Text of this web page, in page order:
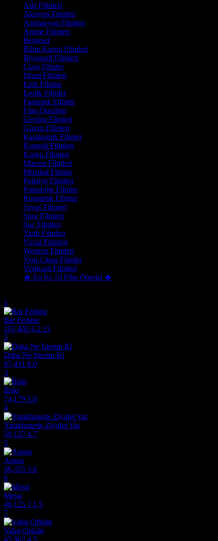
Aile Filmleri
Aksiyon Filmleri
Animasyon Filmleri
Anime Filmleri
Belgesel
Bilim Kurgu Filmleri
Biyografi Filmleri
Çizgi Filmler
Dram Filmleri
Epik Filmler
Erotik Filmler
Fantastik Filmler
Film Önerileri
Gerilim Filmleri
Gizem Filmleri
Karakomik Filmler
Komedi Filmleri
Korku Filmleri
Macera Filmleri
Müzikal Filmler
Polisiye Filmleri
Psikolojik Filmler
Romantik Filmler
Savaş Filmleri
Spor Filmleri
Suç Filmleri
Tarih Filmleri
Vuxia Filmleri
Western Filmleri
Yeni Çıkan Filmler
Yeşilçam Filmleri
🔥 En İyi 10 Film Önerisi 🔥
1
Bar Fedaisi
202,402 6.2 15
2
Daha Ne İsterim Ki
87,431 6.0
3
İlişki
74,179 5.0
4
Yatakhanede Ziyafet Var
50,127 4.7
5
Armor
46,355 3.6
6
Messi
46,125 7.1 5
7
Vahşi Orkide
45,962 4.5